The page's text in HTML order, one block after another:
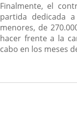
Finalmente, el
partida dedicada
menores, de
hacer frente a la
cabo en los meses